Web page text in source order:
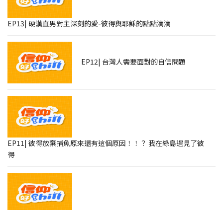
EP13| 硬漢直男對主深刻的愛-彼得與耶穌的點點滴滴
EP12| 台灣人需要面對的自信問題
EP11| 彼得放棄捕魚原來還有這個原因！！？ 我在綠島遇見了彼
得